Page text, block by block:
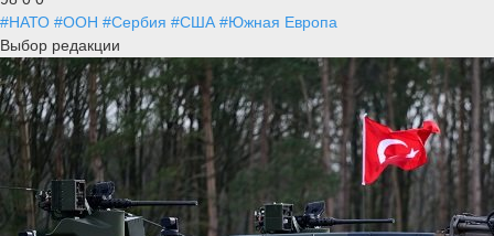
#НАТО #ООН #Сербия #США #Южная Европа
Выбор редакции